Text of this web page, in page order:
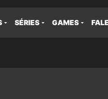
SÉRIES GAMES